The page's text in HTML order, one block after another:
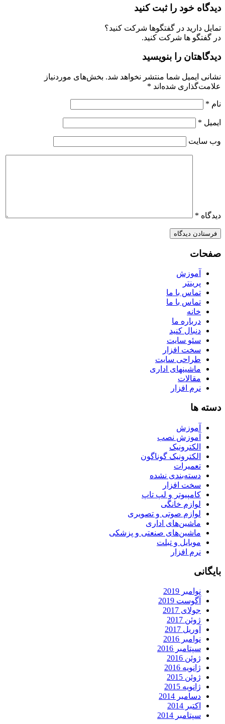
دیدگاه خود را ثبت کنید
تمایل دارید در گفتگوها شرکت کنید؟
در گفتگو ها شرکت کنید.
دیدگاهتان را بنویسید
نشانی ایمیل شما منتشر نخواهد شد. بخش‌های موردنیاز
علامت‌گذاری شده‌اند *
نام *
ایمیل *
وب‌ سایت
دیدگاه *
صفحات
آموزش
پرینتر
تماس با ما
تماس با ما
خانه
درباره ما
دنبال کنید
سئو سایت
سخت افزار
طراحی سایت
ماشینهای اداری
مقالات
نرم افزار
دسته ها
آموزش
آموزش نصب
الکترونیک
الکترونیک گوناگون
تعمیرات
دسته‌بندی نشده
سخت افزار
کامپیوتر و لپ تاپ
لوازم خانگی
لوازم صوتی و تصویری
ماشین‌های اداری
ماشین‌های صنعتی و پزشکی
موبایل و تبلت
نرم افزار
بایگانی
نوامبر 2019
آگوست 2019
جولای 2017
ژوئن 2017
آوریل 2017
نوامبر 2016
سپتامبر 2016
ژوئن 2016
ژانویه 2016
ژوئن 2015
ژانویه 2015
دسامبر 2014
اکتبر 2014
سپتامبر 2014